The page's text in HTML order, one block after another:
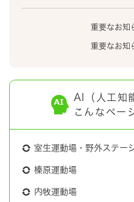
重要なお知
重要なお知
AI（人工知
こんなペー
室生運動場・野外ステー
榛原運動場
内牧運動場